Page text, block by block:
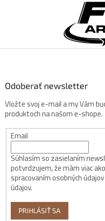
t
Odoberať newsletter
Vložte svoj e-mail a my Vám
produktoch na našom e-shope.
Email
Súhlasím so zasielaním
potvrdzujem, že mám viac
spracovaním osobných
údajov.
PRIHLÁSIŤ SA